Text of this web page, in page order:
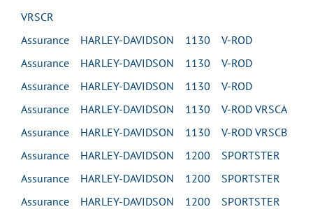
VRSCR
Assurance HARLEY-DAVIDSON 1130 V-ROD
Assurance HARLEY-DAVIDSON 1130 V-ROD
Assurance HARLEY-DAVIDSON 1130 V-ROD
Assurance HARLEY-DAVIDSON 1130 V-ROD VRSCA
Assurance HARLEY-DAVIDSON 1130 V-ROD VRSCB
Assurance HARLEY-DAVIDSON 1200 SPORTSTER
Assurance HARLEY-DAVIDSON 1200 SPORTSTER
Assurance HARLEY-DAVIDSON 1200 SPORTSTER